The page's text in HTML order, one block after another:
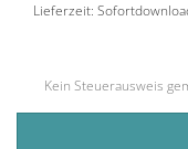
Lieferzeit:
Kein Steuerausweis